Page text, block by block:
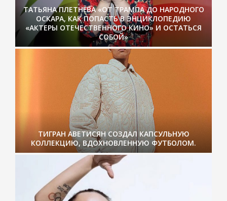
ТАТЬЯНА ПЛЕТНЁВА «ОТ ТРАМПА ДО НАРОДНОГО
ОСКАРА, КАК ПОПАСТЬ В ЭНЦИКЛОПЕДИЮ
«АКТЕРЫ ОТЕЧЕСТВЕННОГО КИНО» И ОСТАТЬСЯ
СОБОЙ»
ТИГРАН АВЕТИСЯН СОЗДАЛ КАПСУЛЬНУЮ
КОЛЛЕКЦИЮ, ВДОХНОВЛЕННУЮ ФУТБОЛОМ.